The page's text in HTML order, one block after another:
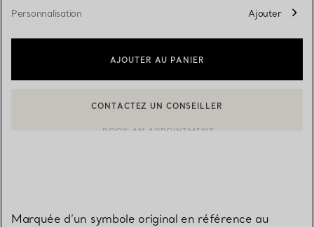
Personnalisation Ajouter
AJOUTER AU PANIER
BOOK AN APPOINTMENT
Marquée d’un symbole original en référence au